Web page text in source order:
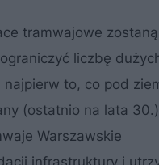
tramwajowe zostaną
liczbę
to, co pod
(ostatnio na lata
Warszawskie
infrastruktury i